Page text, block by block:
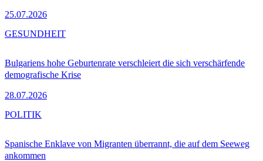
25.07.2026
Bulgariens hohe Geburtenrate verschleiert die sich verschärfende
demografische Krise
28.07.2026
GESUNDHEIT
Spanische Enklave von Migranten überrannt, die auf dem Seeweg
ankommen
POLITIK